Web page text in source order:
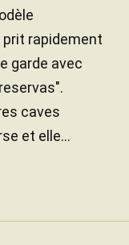
prit rapidement
garde avec
caves
et elle...